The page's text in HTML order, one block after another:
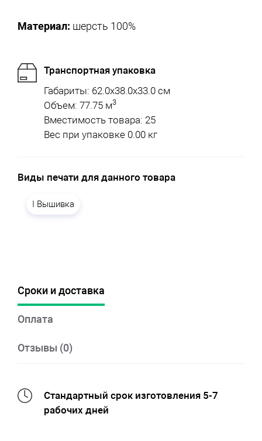
Материал: шерсть 100%
Транспортная упаковка
Габариты: 62.0x38.0x33.0 см
Объем: 77.75 м3
Вместимость товара: 25
Вес при упаковке 0.00 кг
Виды печати для данного товара
I Вышивка
Сроки и доставка
Оплата
Отзывы (0)
Стандартный срок изготовления 5-7
рабочих дней